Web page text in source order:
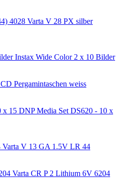
Varta V 28 PX silber
Instax Wide Color 2 x 10 Bilder
CD Pergamintaschen weiss
DNP Media Set DS620 - 10 x
Varta V 13 GA 1.5V LR 44
Varta CR P 2 Lithium 6V 6204